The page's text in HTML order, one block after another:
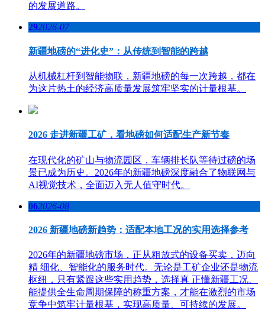
的发展道路。
292026-07
新疆地磅的“进化史”：从传统到智能的跨越
从机械杠杆到智能物联，新疆地磅的每一次跨越，都在
为这片热土的经济高质量发展筑牢坚实的计量根基。
2026 走进新疆工矿，看地磅如何适配生产新节奏
在现代化的矿山与物流园区，车辆排长队等待过磅的场
景已成为历史。2026年的新疆地磅深度融合了物联网与
AI视觉技术，全面迈入无人值守时代。
062026-08
2026 新疆地磅新趋势：适配本地工况的实用选择参考
2026年的新疆地磅市场，正从粗放式的设备买卖，迈向
精 细化、智能化的服务时代。无论是工矿企业还是物流
枢纽，只有紧跟这些实用趋势，选择真 正懂新疆工况、
能提供全生命周期保障的称重方案，才能在激烈的市场
竞争中筑牢计量根基，实现高质量、可持续的发展。